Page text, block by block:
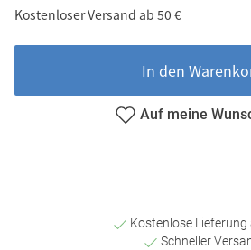
Kostenloser Versand ab 50 €
In den
Auf meine
Kostenlose Lieferung
Schneller